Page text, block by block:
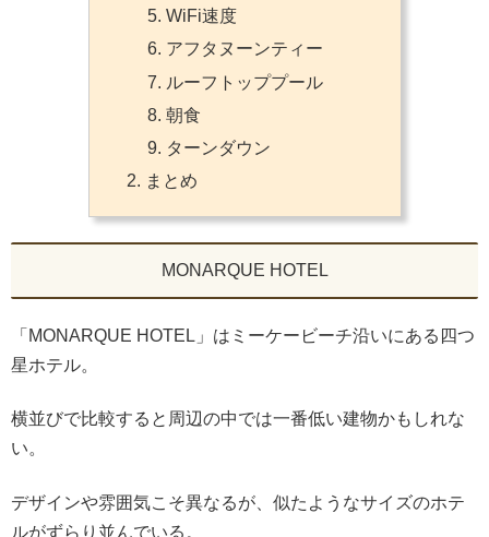
WiFi速度
アフタヌーンティー
ルーフトッププール
朝食
ターンダウン
まとめ
MONARQUE HOTEL
「MONARQUE HOTEL」はミーケービーチ沿いにある四つ
星ホテル。
横並びで比較すると周辺の中では一番低い建物かもしれな
い。
デザインや雰囲気こそ異なるが、似たようなサイズのホテ
ルがずらり並んでいる。